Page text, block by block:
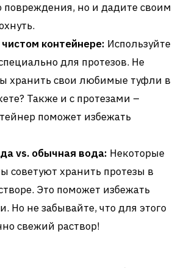
повреждения, но и дадите своим
контейнере: Используйте
для протезов. Не
хранить свои любимые туфли в
Также и с протезами –
поможет избежать
vs. обычная вода: Некоторые
советуют хранить протезы в
Это поможет избежать
Но не забывайте, что для этого
свежий раствор!